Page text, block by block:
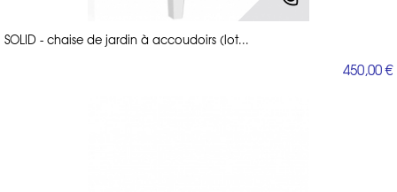
SOLID - chaise de jardin à accoudoirs (lot...
450,00 €